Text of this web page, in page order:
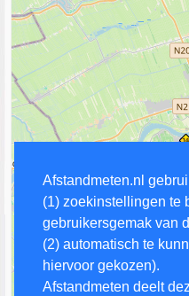
Afstandmeten.nl
(1) zoekinstellingen te
gebruikersgemak van
(2) automatisch te
hiervoor gekozen).
Afstandmeten deelt